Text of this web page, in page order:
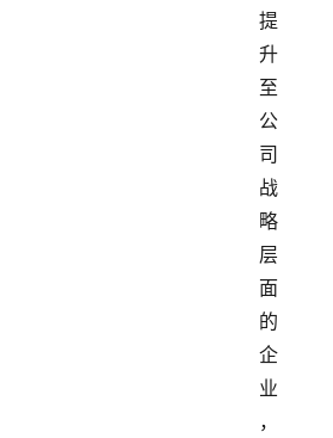
提
升
至
公
司
战
略
层
面
的
企
业
，